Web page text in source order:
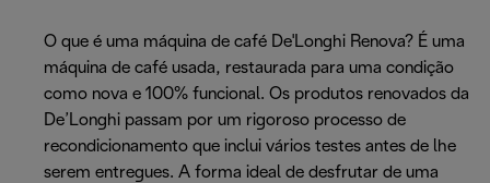
O que é uma máquina de café De'Longhi Renova? É uma
máquina de café usada, restaurada para uma condição
como nova e 100% funcional. Os produtos renovados da
De’Longhi passam por um rigoroso processo de
recondicionamento que inclui vários testes antes de lhe
serem entregues. A forma ideal de desfrutar de uma